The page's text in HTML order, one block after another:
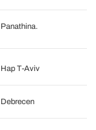
Panathina.
Hap T-Aviv
Debrecen